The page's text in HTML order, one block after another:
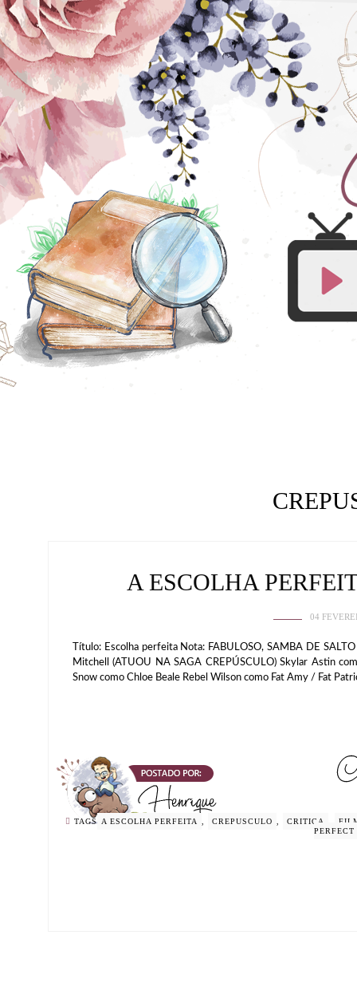
A ESCOLHA
04
Título: Escolha perfeita Nota: FABULOSO, SAMBA DE
Mitchell (ATUOU NA SAGA CREPÚSCULO) Skylar Astin
Snow como Chloe Beale Rebel Wilson como Fat Amy / Fat
TAGS A ESCOLHA PERFEITA , CREPUSCULO , CRITICA
PERFECT